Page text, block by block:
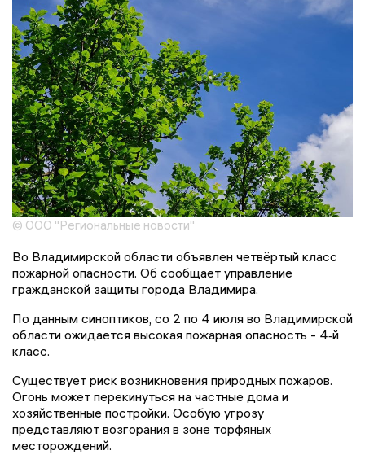
© ООО "Региональные новости"
Во Владимирской области объявлен четвёртый класс
пожарной опасности. Об сообщает управление
гражданской защиты города Владимира.
По данным синоптиков, со 2 по 4 июля во Владимирской
области ожидается высокая пожарная опасность - 4‑й
класс.
Существует риск возникновения природных пожаров.
Огонь может перекинуться на частные дома и
хозяйственные постройки. Особую угрозу
представляют возгорания в зоне торфяных
месторождений.